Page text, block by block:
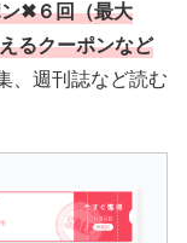
✖６回（最大
るクーポンなど
、週刊誌など読む